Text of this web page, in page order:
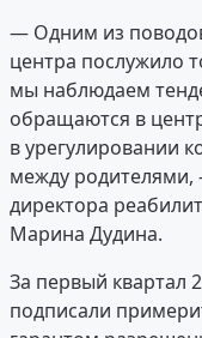
— Одним из
центра послужило
мы наблюдаем
обращаются в
в урегулировании
между родителями,
директора
Марина Дудина.
За первый квартал
подписали